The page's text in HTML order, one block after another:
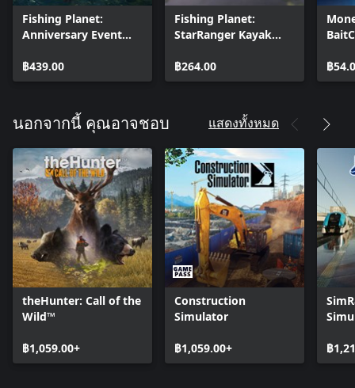
Fishing Planet:
Anniversary Event
฿439.00
Fishing Planet:
StarRanger Kayak
฿264.00
฿
นอกจากนี้ คุณอาจชอบ แสดงทั้งหมด
theHunter: Call of the
Wild™
฿1,059.00+
Construction
Simulator
฿1,059.00+ ฿